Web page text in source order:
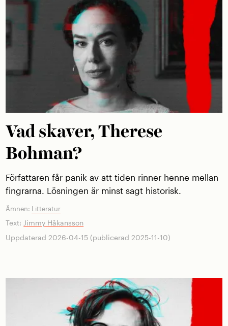
Vad skaver, Therese
Bohman?
Författaren får panik av att tiden rinner henne mellan
fingrarna. Lösningen är minst sagt historisk.
Ämnen: Litteratur
Text: Jimmy Håkansson
Uppdaterad 2026-04-15 (publicerad 2025-11-10)